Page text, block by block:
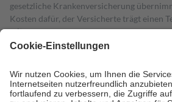
gesetzliche Krankenversicherung
Kosten dafür, der Versicherte trägt einen
mit.
Grundsätzlich leisten Mitglieder
höchstens zehn Euro.
Es sind jedoch nie
Kosten der Leistung zu entrichten.
Diese Regeln gelten grundsätzlich auch